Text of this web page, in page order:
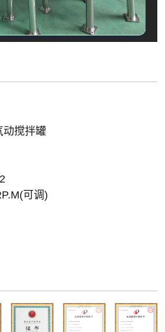
动搅拌罐
可调)